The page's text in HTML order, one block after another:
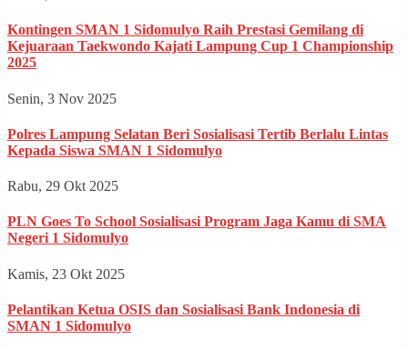
Kontingen SMAN 1 Sidomulyo Raih Prestasi Gemilang di
Kejuaraan Taekwondo Kajati Lampung Cup 1 Championship
2025
Senin, 3 Nov 2025
Polres Lampung Selatan Beri Sosialisasi Tertib Berlalu Lintas
Kepada Siswa SMAN 1 Sidomulyo
Rabu, 29 Okt 2025
PLN Goes To School Sosialisasi Program Jaga Kamu di SMA
Negeri 1 Sidomulyo
Kamis, 23 Okt 2025
Pelantikan Ketua OSIS dan Sosialisasi Bank Indonesia di
SMAN 1 Sidomulyo